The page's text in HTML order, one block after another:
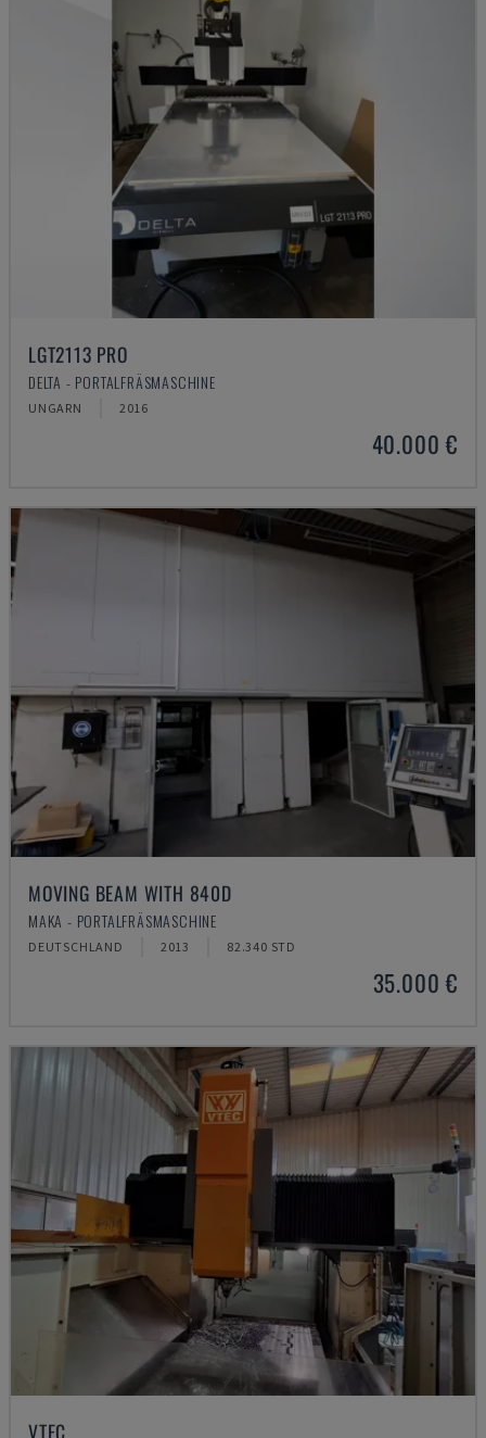
LGT2113 PRO
DELTA - PORTALFRÄSMASCHINE
UNGARN 2016
40.000 €
MOVING BEAM WITH 840D
MAKA - PORTALFRÄSMASCHINE
DEUTSCHLAND 2013 82.340 STD
35.000 €
VTEC